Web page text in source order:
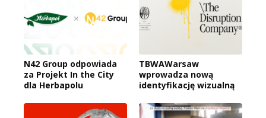
N42 Group odpowiada
za Projekt In the City
dla Herbapolu
TBWAWarsaw
wprowadza nową
identyfikację wizualną